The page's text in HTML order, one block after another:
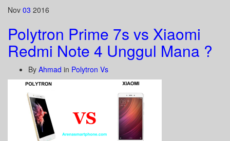
Nov 03 2016
Polytron Prime 7s vs Xiaomi
Redmi Note 4 Unggul Mana ?
By Ahmad in Polytron Vs